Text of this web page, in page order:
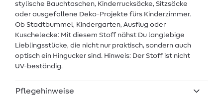
stylische Bauchtaschen, Kinderrucksäcke, Sitzsäcke
oder ausgefallene Deko-Projekte fürs Kinderzimmer.
Ob Stadtbummel, Kindergarten, Ausflug oder
Kuschelecke: Mit diesem Stoff nähst Du langlebige
Lieblingsstücke, die nicht nur praktisch, sondern auch
optisch ein Hingucker sind. Hinweis: Der Stoff ist nicht
UV-beständig.
Pflegehinweise